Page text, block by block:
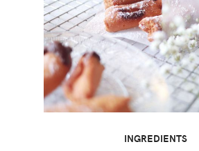
INGREDIENTS